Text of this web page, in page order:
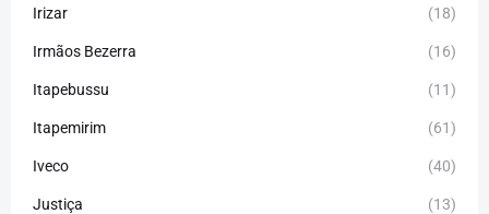
Irizar (18)
Irmãos Bezerra (16)
Itapebussu (11)
Itapemirim (61)
Iveco (40)
Justiça (13)